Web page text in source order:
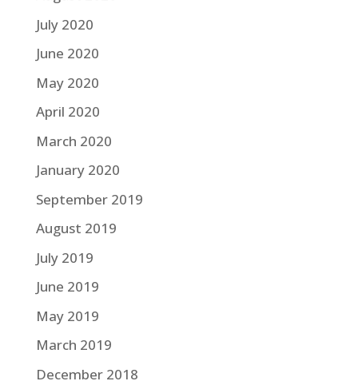
July 2020
June 2020
May 2020
April 2020
March 2020
January 2020
September 2019
August 2019
July 2019
June 2019
May 2019
March 2019
December 2018